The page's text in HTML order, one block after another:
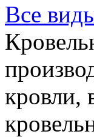
Все
кровли,